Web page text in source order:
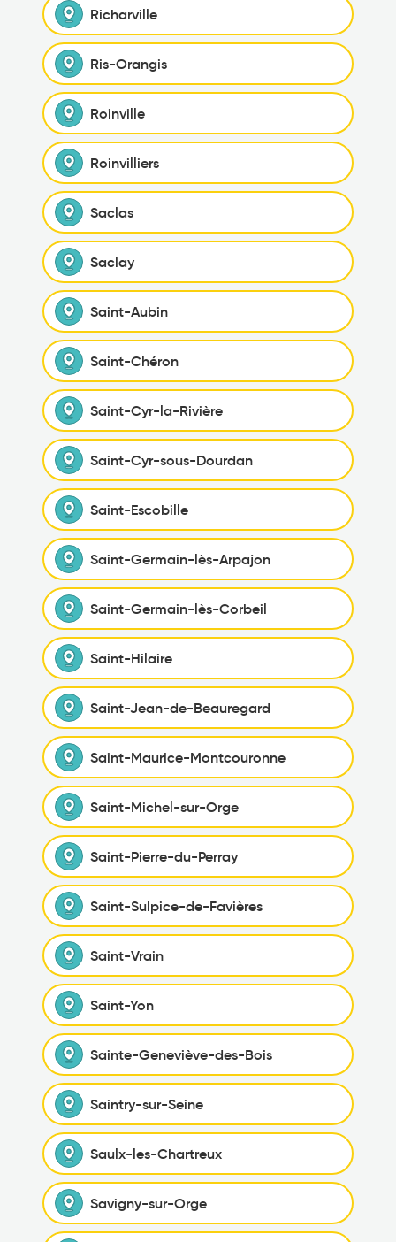
Richarville
Ris-Orangis
Roinville
Roinvilliers
Saclas
Saclay
Saint-Aubin
Saint-Chéron
Saint-Cyr-la-Rivière
Saint-Cyr-sous-Dourdan
Saint-Escobille
Saint-Germain-lès-Arpajon
Saint-Germain-lès-Corbeil
Saint-Hilaire
Saint-Jean-de-Beauregard
Saint-Maurice-Montcouronne
Saint-Michel-sur-Orge
Saint-Pierre-du-Perray
Saint-Sulpice-de-Favières
Saint-Vrain
Saint-Yon
Sainte-Geneviève-des-Bois
Saintry-sur-Seine
Saulx-les-Chartreux
Savigny-sur-Orge